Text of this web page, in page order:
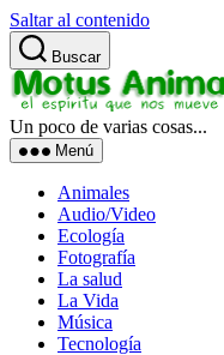
Saltar al contenido
Buscar
Un poco de varias cosas...
Menú
Animales
Audio/Video
Ecología
Fotografía
La salud
La Vida
Música
Tecnología